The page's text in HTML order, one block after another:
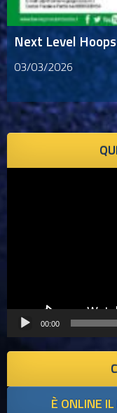
Next Level
03/03/2026
00:00
È ONLINE